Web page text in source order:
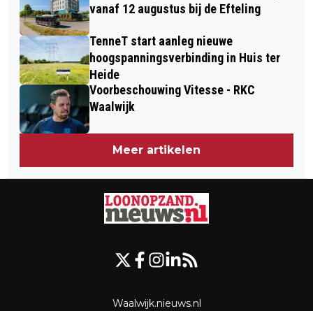
vanaf 12 augustus bij de Efteling
TenneT start aanleg nieuwe
hoogspanningsverbinding in Huis ter
Heide
Voorbeschouwing Vitesse - RKC
Waalwijk
Meer artikelen
Waalwijk.nieuws.nl